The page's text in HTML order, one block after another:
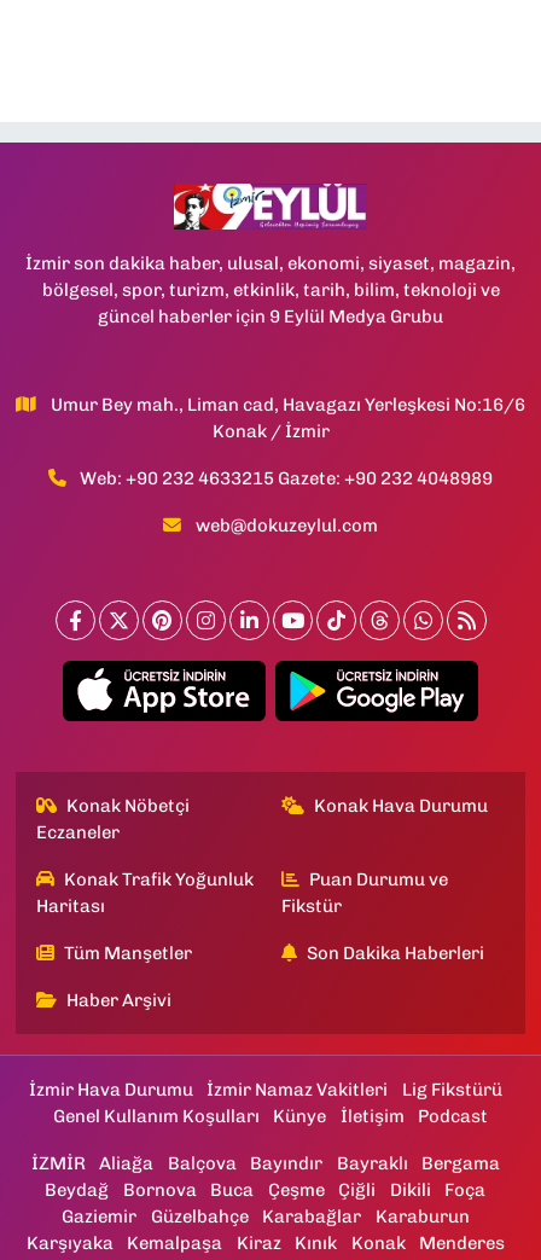
İzmir son dakika haber, ulusal, ekonomi, siyaset, magazin,
bölgesel, spor, turizm, etkinlik, tarih, bilim, teknoloji ve
güncel haberler için 9 Eylül Medya Grubu
Umur Bey mah., Liman cad, Havagazı Yerleşkesi No:16/6
Konak / İzmir
Web: +90 232 4633215 Gazete: +90 232 4048989
web@dokuzeylul.com
Konak Nöbetçi
Eczaneler
Konak Hava Durumu
Konak Trafik Yoğunluk
Haritası
Puan Durumu ve
Fikstür
Tüm Manşetler Son Dakika Haberleri
Haber Arşivi
İzmir Hava Durumu İzmir Namaz Vakitleri
Lig Fikstürü
Genel Kullanım Koşulları
Künye İletişim Podcast
İZMİR Aliağa Balçova Bayındır Bayraklı
Bergama
Beydağ
Bornova Buca Çeşme Çiğli Dikili
Foça
Gaziemir
Güzelbahçe Karabağlar
Karaburun
Karşıyaka
Kemalpaşa Kiraz Kınık Konak
Menderes